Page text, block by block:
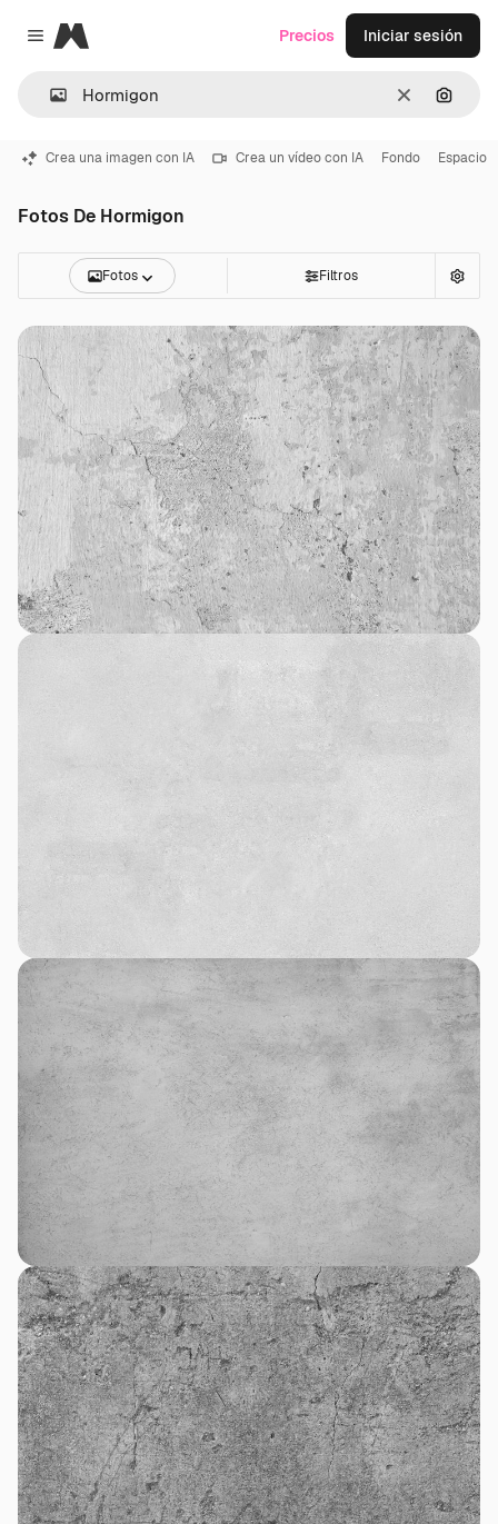
Close menu
Magnific
Borrar
Precios Iniciar sesión
Crea una imagen con IA Crea un vídeo con IA Fondo Espacio
Fotos De Hormigon
Fotos Filtros